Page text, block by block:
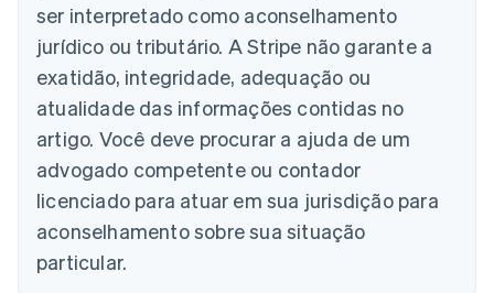
ser interpretado como aconselhamento
jurídico ou tributário. A Stripe não garante a
exatidão, integridade, adequação ou
atualidade das informações contidas no
artigo. Você deve procurar a ajuda de um
advogado competente ou contador
licenciado para atuar em sua jurisdição para
aconselhamento sobre sua situação
particular.
Áustria
DeutschEnglish
Bélgica
Nederlands FrançaisDeutschEnglish
Brasil
Português English
Bulgária
English
Canadá
China continental
简体中文English